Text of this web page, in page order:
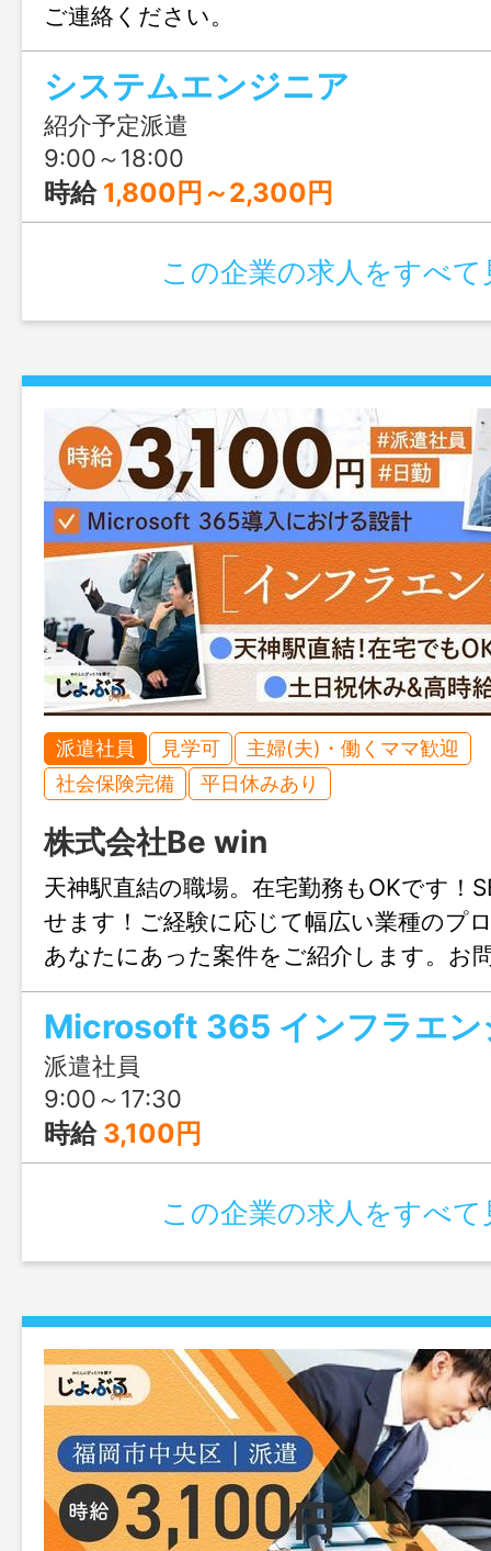
ご連絡ください。
システムエンジニア
紹介予定派遣
9:00～18:00
時給 1,800円～2,300円
この企業の求人をすべて
派遣社員 見学可
主婦(夫)・働くママ歓迎
社会保険完備
平日休みあり
株式会社Be win
天神駅直結の職場。在宅勤務もOKです！
せます！ご経験に応じて幅広い業種のプ
あなたにあった案件をご紹介します。お
歓迎、まずはじょぶる福岡までお気軽に
い。
Microsoft 365 インフラエン
派遣社員
9:00～17:30
時給 3,100円
この企業の求人をすべて